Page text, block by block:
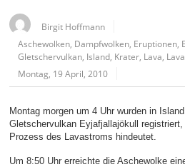
Birgit Hoffmann
Aschewolken Dampfwolken Eruptionen
Gletschervulkan Island Krater Lava
Montag, 19 April, 2010
Montag morgen um 4 Uhr wurden in
Gletschervulkan Eyjafjallajökull
Prozess des Lavastroms hindeutet.
Um 8:50 Uhr erreichte die Aschewolke